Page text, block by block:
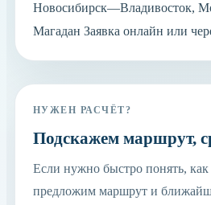
Новосибирск—Владивосток,
Магадан Заявка онлайн или
НУЖЕН РАСЧЁТ?
Подскажем маршрут,
Если нужно быстро понять,
предложим маршрут и